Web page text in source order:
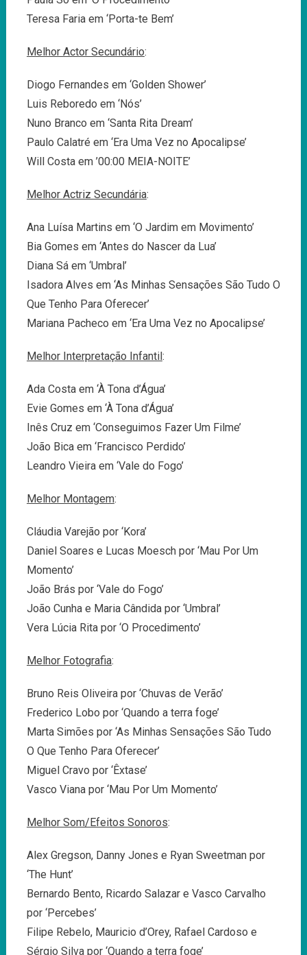
Teresa Faria em ‘Porta-te Bem’
Melhor Actor Secundário:
Diogo Fernandes em ‘Golden Shower’
Luis Reboredo em ‘Nós’
Nuno Branco em ‘Santa Rita Dream’
Paulo Calatré em ‘Era Uma Vez no Apocalipse’
Will Costa em ’00:00 MEIA-NOITE’
Melhor Actriz Secundária:
Ana Luísa Martins em ‘O Jardim em Movimento’
Bia Gomes em ‘Antes do Nascer da Lua’
Diana Sá em ‘Umbral’
Isadora Alves em ‘As Minhas Sensações São Tudo O
Que Tenho Para Oferecer’
Mariana Pacheco em ‘Era Uma Vez no Apocalipse’
Melhor Interpretação Infantil:
Ada Costa em ‘À Tona d’Água’
Evie Gomes em ‘À Tona d’Água’
Inês Cruz em ‘Conseguimos Fazer Um Filme’
João Bica em ‘Francisco Perdido’
Leandro Vieira em ‘Vale do Fogo’
Melhor Montagem:
Cláudia Varejão por ‘Kora’
Daniel Soares e Lucas Moesch por ‘Mau Por Um
Momento’
João Brás por ‘Vale do Fogo’
João Cunha e Maria Cândida por ‘Umbral’
Vera Lúcia Rita por ‘O Procedimento’
Melhor Fotografia:
Bruno Reis Oliveira por ‘Chuvas de Verão’
Frederico Lobo por ‘Quando a terra foge’
Marta Simões por ‘As Minhas Sensações São Tudo
O Que Tenho Para Oferecer’
Miguel Cravo por ‘Êxtase’
Vasco Viana por ‘Mau Por Um Momento’
Melhor Som/Efeitos Sonoros:
Alex Gregson, Danny Jones e Ryan Sweetman por
‘The Hunt’
Bernardo Bento, Ricardo Salazar e Vasco Carvalho
por ‘Percebes’
Filipe Rebelo, Mauricio d’Orey, Rafael Cardoso e
Sérgio Silva por ‘Quando a terra foge’